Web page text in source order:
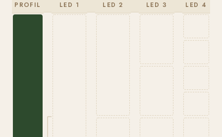
PROFIL LED 1 LED 2 LED 3 LED 4